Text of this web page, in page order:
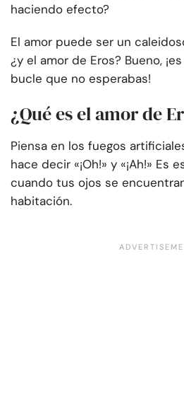
haciendo efecto?
El amor puede ser un
¿y el amor de Eros? Bueno,
bucle que no esperabas!
¿Qué es el amor de
Piensa en los fuegos
hace decir «¡Oh!» y «¡Ah!» Es
cuando tus ojos se
habitación.